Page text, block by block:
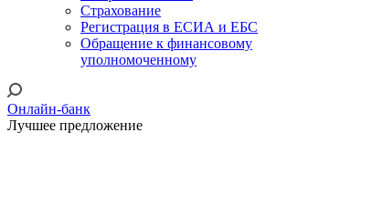
Страхование
Регистрация в ЕСИА и ЕБС
Обращение к финансовому
уполномоченному
Онлайн-банк
Лучшее предложение